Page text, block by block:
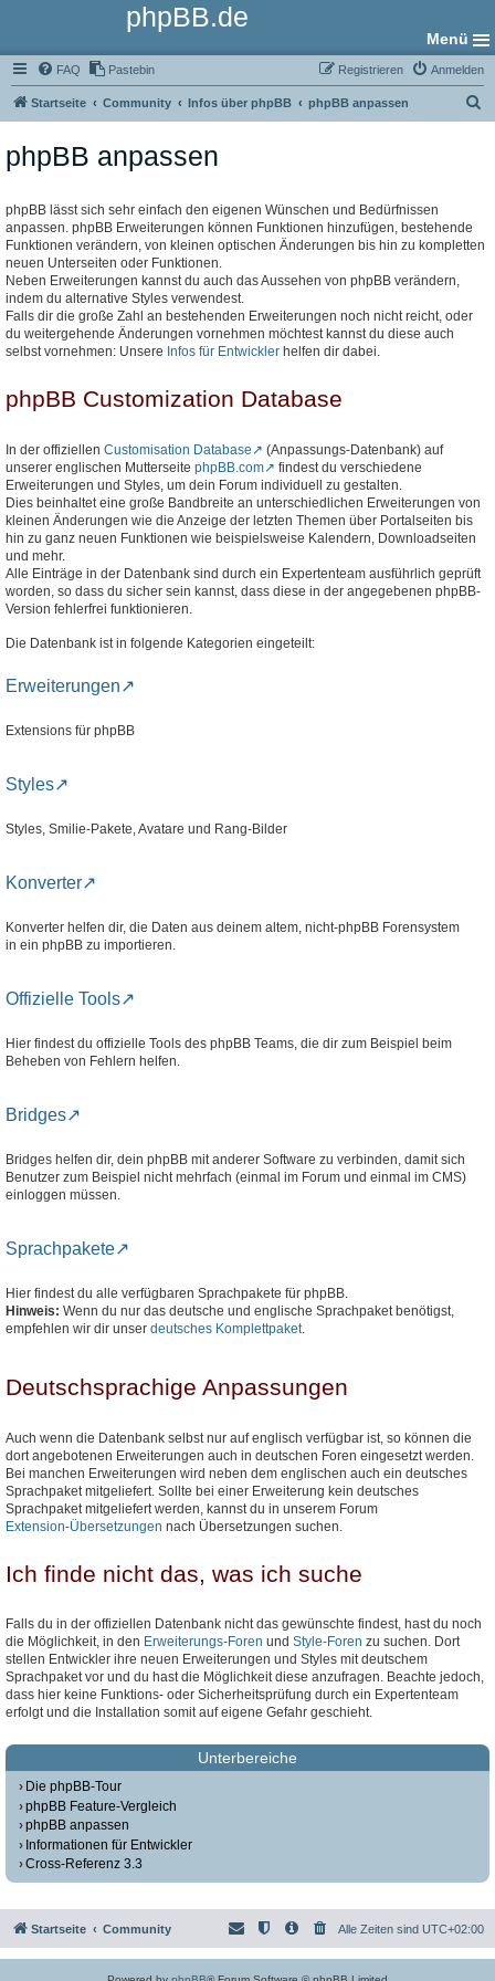
phpBB.de
Menü
FAQ Pastebin Anmelden
Registrieren
Startseite Community Infos über phpBB phpBB anpassen
phpBB anpassen
phpBB lässt sich sehr einfach den eigenen Wünschen und Bedürfnissen
anpassen. phpBB Erweiterungen können Funktionen hinzufügen, bestehende
Funktionen verändern, von kleinen optischen Änderungen bis hin zu kompletten
neuen Unterseiten oder Funktionen.
Neben Erweiterungen kannst du auch das Aussehen von phpBB verändern,
indem du alternative Styles verwendest.
Falls dir die große Zahl an bestehenden Erweiterungen noch nicht reicht, oder
du weitergehende Änderungen vornehmen möchtest kannst du diese auch
selbst vornehmen: Unsere Infos für Entwickler helfen dir dabei.
phpBB Customization Database
In der offiziellen Customisation Database
(Anpassungs-Datenbank) auf
unserer englischen Mutterseite phpBB.com
findest du verschiedene
Erweiterungen und Styles, um dein Forum individuell zu gestalten.
Dies beinhaltet eine große Bandbreite an unterschiedlichen Erweiterungen von
kleinen Änderungen wie die Anzeige der letzten Themen über Portalseiten bis
hin zu ganz neuen Funktionen wie beispielsweise Kalendern, Downloadseiten
und mehr.
Alle Einträge in der Datenbank sind durch ein Expertenteam ausführlich geprüft
worden, so dass du sicher sein kannst, dass diese in der angegebenen phpBB-
Version fehlerfrei funktionieren.
Die Datenbank ist in folgende Kategorien eingeteilt:
Erweiterungen
Extensions für phpBB
Styles
Styles, Smilie-Pakete, Avatare und Rang-Bilder
Konverter
Konverter helfen dir, die Daten aus deinem altem, nicht-phpBB Forensystem
in ein phpBB zu importieren.
Offizielle Tools
Hier findest du offizielle Tools des phpBB Teams, die dir zum Beispiel beim
Beheben von Fehlern helfen.
Bridges
Bridges helfen dir, dein phpBB mit anderer Software zu verbinden, damit sich
Benutzer zum Beispiel nicht mehrfach (einmal im Forum und einmal im CMS)
einloggen müssen.
Sprachpakete
Hier findest du alle verfügbaren Sprachpakete für phpBB.
Hinweis: Wenn du nur das deutsche und englische Sprachpaket benötigst,
empfehlen wir dir unser deutsches Komplettpaket.
Deutschsprachige Anpassungen
Auch wenn die Datenbank selbst nur auf englisch verfügbar ist, so können die
dort angebotenen Erweiterungen auch in deutschen Foren eingesetzt werden.
Bei manchen Erweiterungen wird neben dem englischen auch ein deutsches
Sprachpaket mitgeliefert. Sollte bei einer Erweiterung kein deutsches
Sprachpaket mitgeliefert werden, kannst du in unserem Forum
Extension-Übersetzungen nach Übersetzungen suchen.
Ich finde nicht das, was ich suche
Falls du in der offiziellen Datenbank nicht das gewünschte findest, hast du noch
die Möglichkeit, in den Erweiterungs-Foren und Style-Foren zu suchen. Dort
stellen Entwickler ihre neuen Erweiterungen und Styles mit deutschem
Sprachpaket vor und du hast die Möglichkeit diese anzufragen. Beachte jedoch,
dass hier keine Funktions- oder Sicherheitsprüfung durch ein Expertenteam
erfolgt und die Installation somit auf eigene Gefahr geschieht.
Unterbereiche
Die phpBB-Tour
phpBB Feature-Vergleich
phpBB anpassen
Informationen für Entwickler
Cross-Referenz 3.3
Startseite Community Alle Zeiten sind UTC+02:00